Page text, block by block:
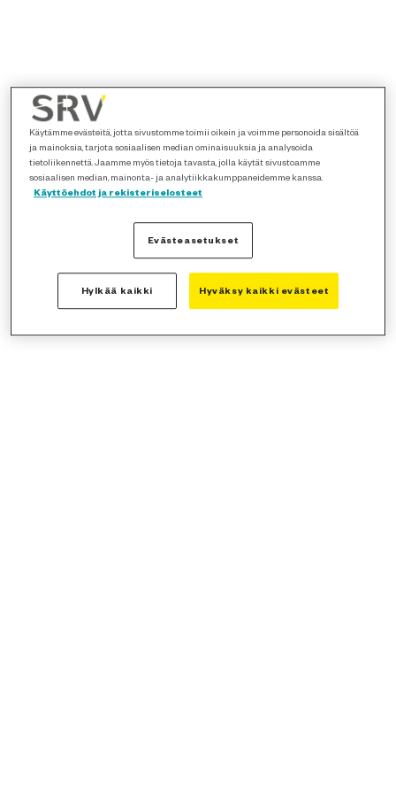
Käytämme evästeitä, jotta sivustomme toimii oikein ja voimme personoida sisältöä
ja mainoksia, tarjota sosiaalisen median ominaisuuksia ja analysoida
tietoliikennettä. Jaamme myös tietoja tavasta, jolla käytät sivustoamme
sosiaalisen median, mainonta- ja analytiikkakumppaneidemme kanssa.
Käyttöehdot ja rekisteriselosteet
Evästeasetukset
Hylkää kaikki Hyväksy kaikki evästeet